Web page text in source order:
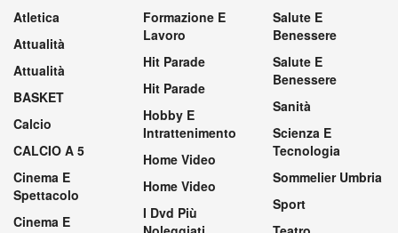
Atletica
Attualità
Attualità
BASKET
Calcio
CALCIO A 5
Cinema E
Spettacolo
Cinema E
Formazione E
Lavoro
Hit Parade
Hit Parade
Hobby E
Intrattenimento
Home Video
Home Video
I Dvd Più
Salute E
Benessere
Salute E
Benessere
Sanità
Scienza E
Tecnologia
Sommelier Umbria
Sport